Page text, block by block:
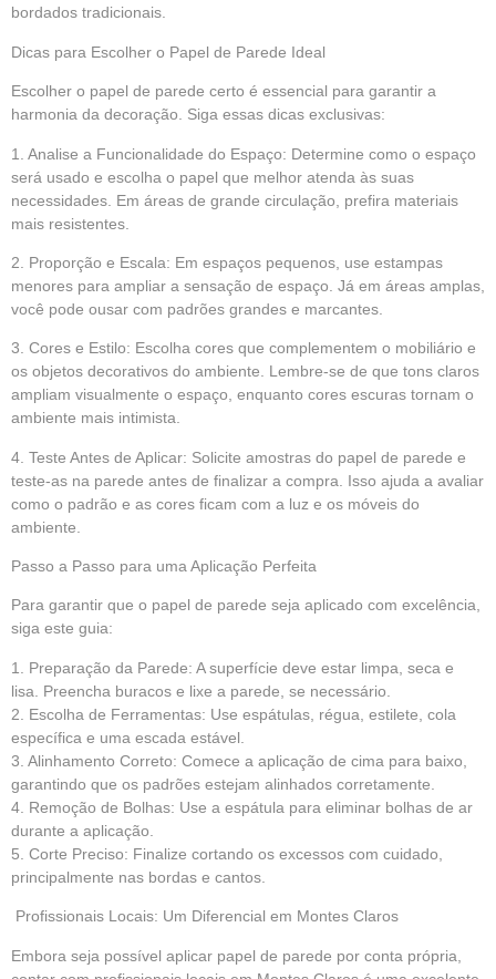
bordados tradicionais.
Dicas para Escolher o Papel de Parede Ideal
Escolher o papel de parede certo é essencial para garantir a
harmonia da decoração. Siga essas dicas exclusivas:
1. Analise a Funcionalidade do Espaço: Determine como o espaço
será usado e escolha o papel que melhor atenda às suas
necessidades. Em áreas de grande circulação, prefira materiais
mais resistentes.
2. Proporção e Escala: Em espaços pequenos, use estampas
menores para ampliar a sensação de espaço. Já em áreas amplas,
você pode ousar com padrões grandes e marcantes.
3. Cores e Estilo: Escolha cores que complementem o mobiliário e
os objetos decorativos do ambiente. Lembre-se de que tons claros
ampliam visualmente o espaço, enquanto cores escuras tornam o
ambiente mais intimista.
4. Teste Antes de Aplicar: Solicite amostras do papel de parede e
teste-as na parede antes de finalizar a compra. Isso ajuda a avaliar
como o padrão e as cores ficam com a luz e os móveis do
ambiente.
Passo a Passo para uma Aplicação Perfeita
Para garantir que o papel de parede seja aplicado com excelência,
siga este guia:
1. Preparação da Parede: A superfície deve estar limpa, seca e
lisa. Preencha buracos e lixe a parede, se necessário.
2. Escolha de Ferramentas: Use espátulas, régua, estilete, cola
específica e uma escada estável.
3. Alinhamento Correto: Comece a aplicação de cima para baixo,
garantindo que os padrões estejam alinhados corretamente.
4. Remoção de Bolhas: Use a espátula para eliminar bolhas de ar
durante a aplicação.
5. Corte Preciso: Finalize cortando os excessos com cuidado,
principalmente nas bordas e cantos.
Profissionais Locais: Um Diferencial em Montes Claros
Embora seja possível aplicar papel de parede por conta própria,